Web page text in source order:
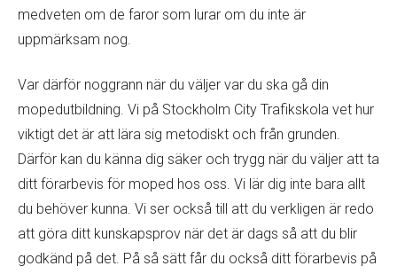
medveten om de faror som lurar om du inte är
uppmärksam nog.
Var därför noggrann när du väljer var du ska gå din
mopedutbildning. Vi på Stockholm City Trafikskola vet hur
viktigt det är att lära sig metodiskt och från grunden.
Därför kan du känna dig säker och trygg när du väljer att ta
ditt förarbevis för moped hos oss. Vi lär dig inte bara allt
du behöver kunna. Vi ser också till att du verkligen är redo
att göra ditt kunskapsprov när det är dags så att du blir
godkänd på det. På så sätt får du också ditt förarbevis på